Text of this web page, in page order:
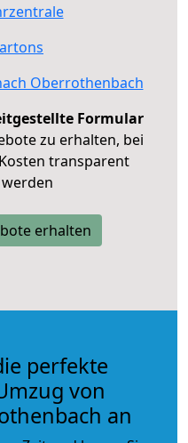
Oberrothenbach
Formular
zu erhalten, bei
transparent
erhalten
perfekte
von
an